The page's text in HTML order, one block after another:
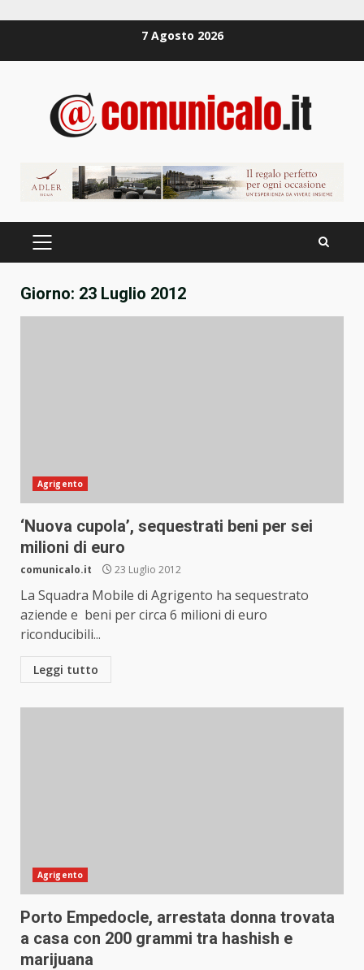
7 Agosto 2026
PRIMÄRES
MENÜ
Giorno: 23 Luglio 2012
Agrigento
‘Nuova cupola’, sequestrati beni per sei
milioni di euro
comunicalo.it 23 Luglio 2012
La Squadra Mobile di Agrigento ha sequestrato
aziende e beni per circa 6 milioni di euro
riconducibili...
Leggi tutto
Agrigento
Porto Empedocle, arrestata donna trovata
a casa con 200 grammi tra hashish e
marijuana